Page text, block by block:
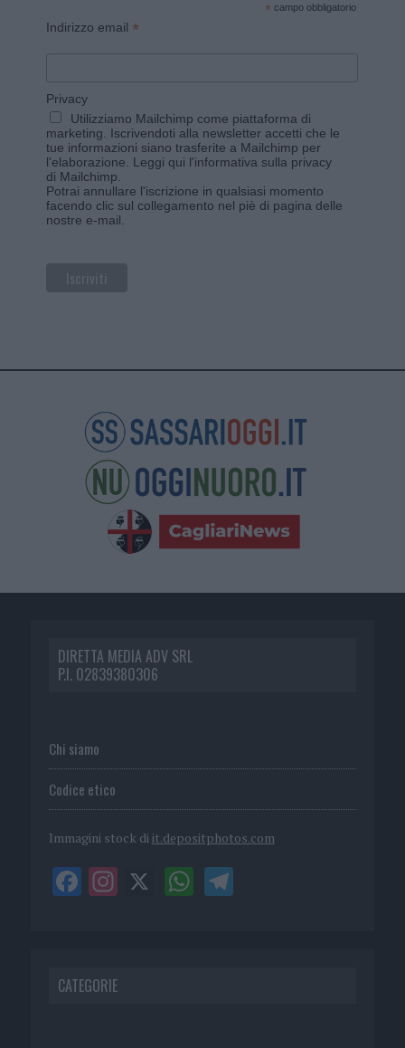
* campo obbligatorio
Indirizzo email *
Privacy
Utilizziamo Mailchimp come piattaforma di
marketing. Iscrivendoti alla newsletter accetti che le
tue informazioni siano trasferite a Mailchimp per
l'elaborazione. Leggi qui l'informativa sulla privacy
di Mailchimp.
Potrai annullare l'iscrizione in qualsiasi momento
facendo clic sul collegamento nel piè di pagina delle
nostre e-mail.
DIRETTA MEDIA ADV SRL
P.I. 02839380306
Chi siamo
Codice etico
Immagini stock di it.depositphotos.com
CATEGORIE